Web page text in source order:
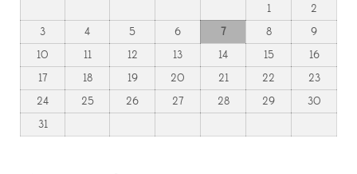
1
2
3
4 5 6 7 8
9
10
11 12 13 14 15
16
17
18 19 20 21 22
23
24
25 26 27 28 29
30
31